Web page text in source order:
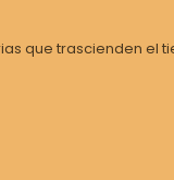
que trascienden el